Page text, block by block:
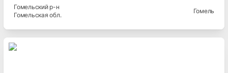
Гомельскийр-н
Гомельская обл.
Гомель